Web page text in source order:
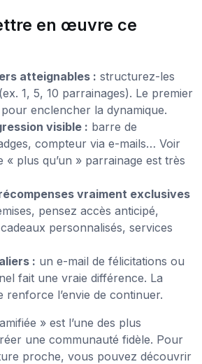
en œuvre ce
atteignables : structurez-les
1, 5, 10 parrainages). Le premier
enclencher la dynamique.
visible : barre de
compteur via e-mails… Voir
« plus qu’un » parrainage est très
vraiment exclusives
pensez accès anticipé,
personnalisés, services
: un e-mail de félicitations ou
fait une vraie différence. La
renforce l’envie de continuer.
» est l’une des plus
une communauté fidèle. Pour
proche, vous pouvez découvrir